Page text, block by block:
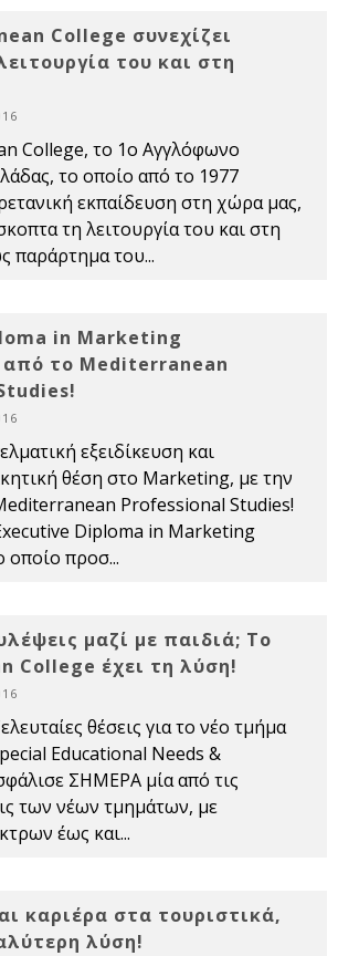
College συνεχίζει
του και στη
College, το 1ο Αγγλόφωνο
το οποίο από το 1977
εκπαίδευση στη χώρα μας,
τη λειτουργία του και στη
παράρτημα του...
in Marketing
το Mediterranean
εξειδίκευση και
θέση στο Marketing, με την
Professional Studies!
Diploma in Marketing
οποίο προσ...
μαζί με παιδιά; Το
College έχει τη λύση!
θέσεις για το νέο τμήμα
Educational Needs &
ΣΗΜΕΡΑ μία από τις
των νέων τμημάτων, με
έως και...
καριέρα στα τουριστικά,
λύση!